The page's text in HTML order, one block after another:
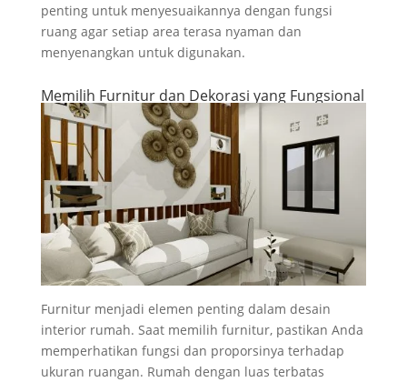
penting untuk menyesuaikannya dengan fungsi
ruang agar setiap area terasa nyaman dan
menyenangkan untuk digunakan.
Memilih Furnitur dan Dekorasi yang Fungsional
Furnitur menjadi elemen penting dalam desain
interior rumah. Saat memilih furnitur, pastikan Anda
memperhatikan fungsi dan proporsinya terhadap
ukuran ruangan. Rumah dengan luas terbatas